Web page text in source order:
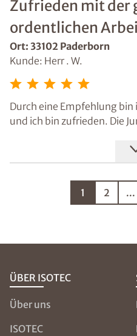
Zufrieden mit der
ordentlichen
Ort: 33102 Paderborn
Kunde: Herr . W.
Durch eine Empfehlung
und ich bin zufrieden. Die
gebracht, nachdem die
1 2 ...
ÜBER ISOTEC
Über uns
ISOTEC